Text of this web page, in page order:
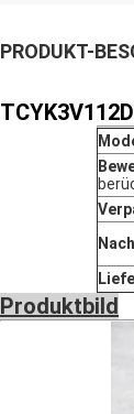
PRODUKT-
TCY
Produktbild